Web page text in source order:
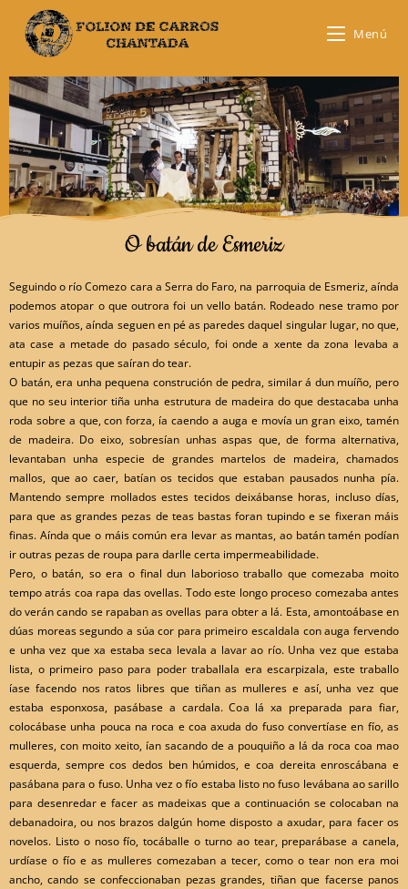
Menú
O batán de Esmeriz
Seguindo o río Comezo cara a Serra do Faro, na parroquia de Esmeriz, aínda
podemos atopar o que outrora foi un vello batán. Rodeado nese tramo por
varios muíños, aínda seguen en pé as paredes daquel singular lugar, no que,
ata case a metade do pasado século, foi onde a xente da zona levaba a
entupir as pezas que saíran do tear.
O batán, era unha pequena construción de pedra, similar á dun muíño, pero
que no seu interior tiña unha estrutura de madeira do que destacaba unha
roda sobre a que, con forza, ía caendo a auga e movía un gran eixo, tamén
de madeira. Do eixo, sobresían unhas aspas que, de forma alternativa,
levantaban unha especie de grandes martelos de madeira, chamados
mallos, que ao caer, batían os tecidos que estaban pausados nunha pía.
Mantendo sempre mollados estes tecidos deixábanse horas, incluso días,
para que as grandes pezas de teas bastas foran tupindo e se fixeran máis
finas. Aínda que o máis común era levar as mantas, ao batán tamén podían
ir outras pezas de roupa para darlle certa impermeabilidade.
Pero, o batán, so era o final dun laborioso traballo que comezaba moito
tempo atrás coa rapa das ovellas. Todo este longo proceso comezaba antes
do verán cando se rapaban as ovellas para obter a lá. Esta, amontoábase en
dúas moreas segundo a súa cor para primeiro escaldala con auga fervendo
e unha vez que xa estaba seca levala a lavar ao río. Unha vez que estaba
lista, o primeiro paso para poder traballala era escarpizala, este traballo
íase facendo nos ratos libres que tiñan as mulleres e así, unha vez que
estaba esponxosa, pasábase a cardala. Coa lá xa preparada para fiar,
colocábase unha pouca na roca e coa axuda do fuso convertíase en fío, as
mulleres, con moito xeito, ían sacando de a pouquiño a lá da roca coa mao
esquerda, sempre cos dedos ben húmidos, e coa dereita enroscábana e
pasábana para o fuso. Unha vez o fío estaba listo no fuso levábana ao sarillo
para desenredar e facer as madeixas que a continuación se colocaban na
debanadoira, ou nos brazos dalgún home disposto a axudar, para facer os
novelos. Listo o noso fío, tocáballe o turno ao tear, preparábase a canela,
urdíase o fío e as mulleres comezaban a tecer, como o tear non era moi
ancho, cando se confeccionaban pezas grandes, tiñan que facerse panos